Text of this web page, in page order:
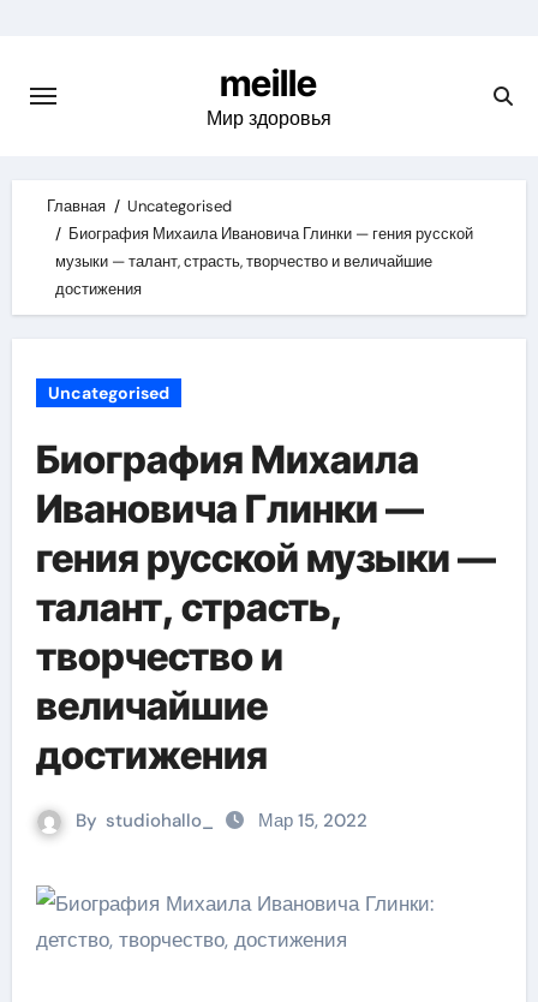
content
meille
Мир здоровья
Главная
Uncategorised
Биография Михаила Ивановича Глинки — гения русской
музыки — талант, страсть, творчество и величайшие
достижения
Uncategorised
Биография Михаила
Ивановича Глинки —
гения русской музыки —
талант, страсть,
творчество и
величайшие
достижения
By studiohallo_ Мар 15, 2022